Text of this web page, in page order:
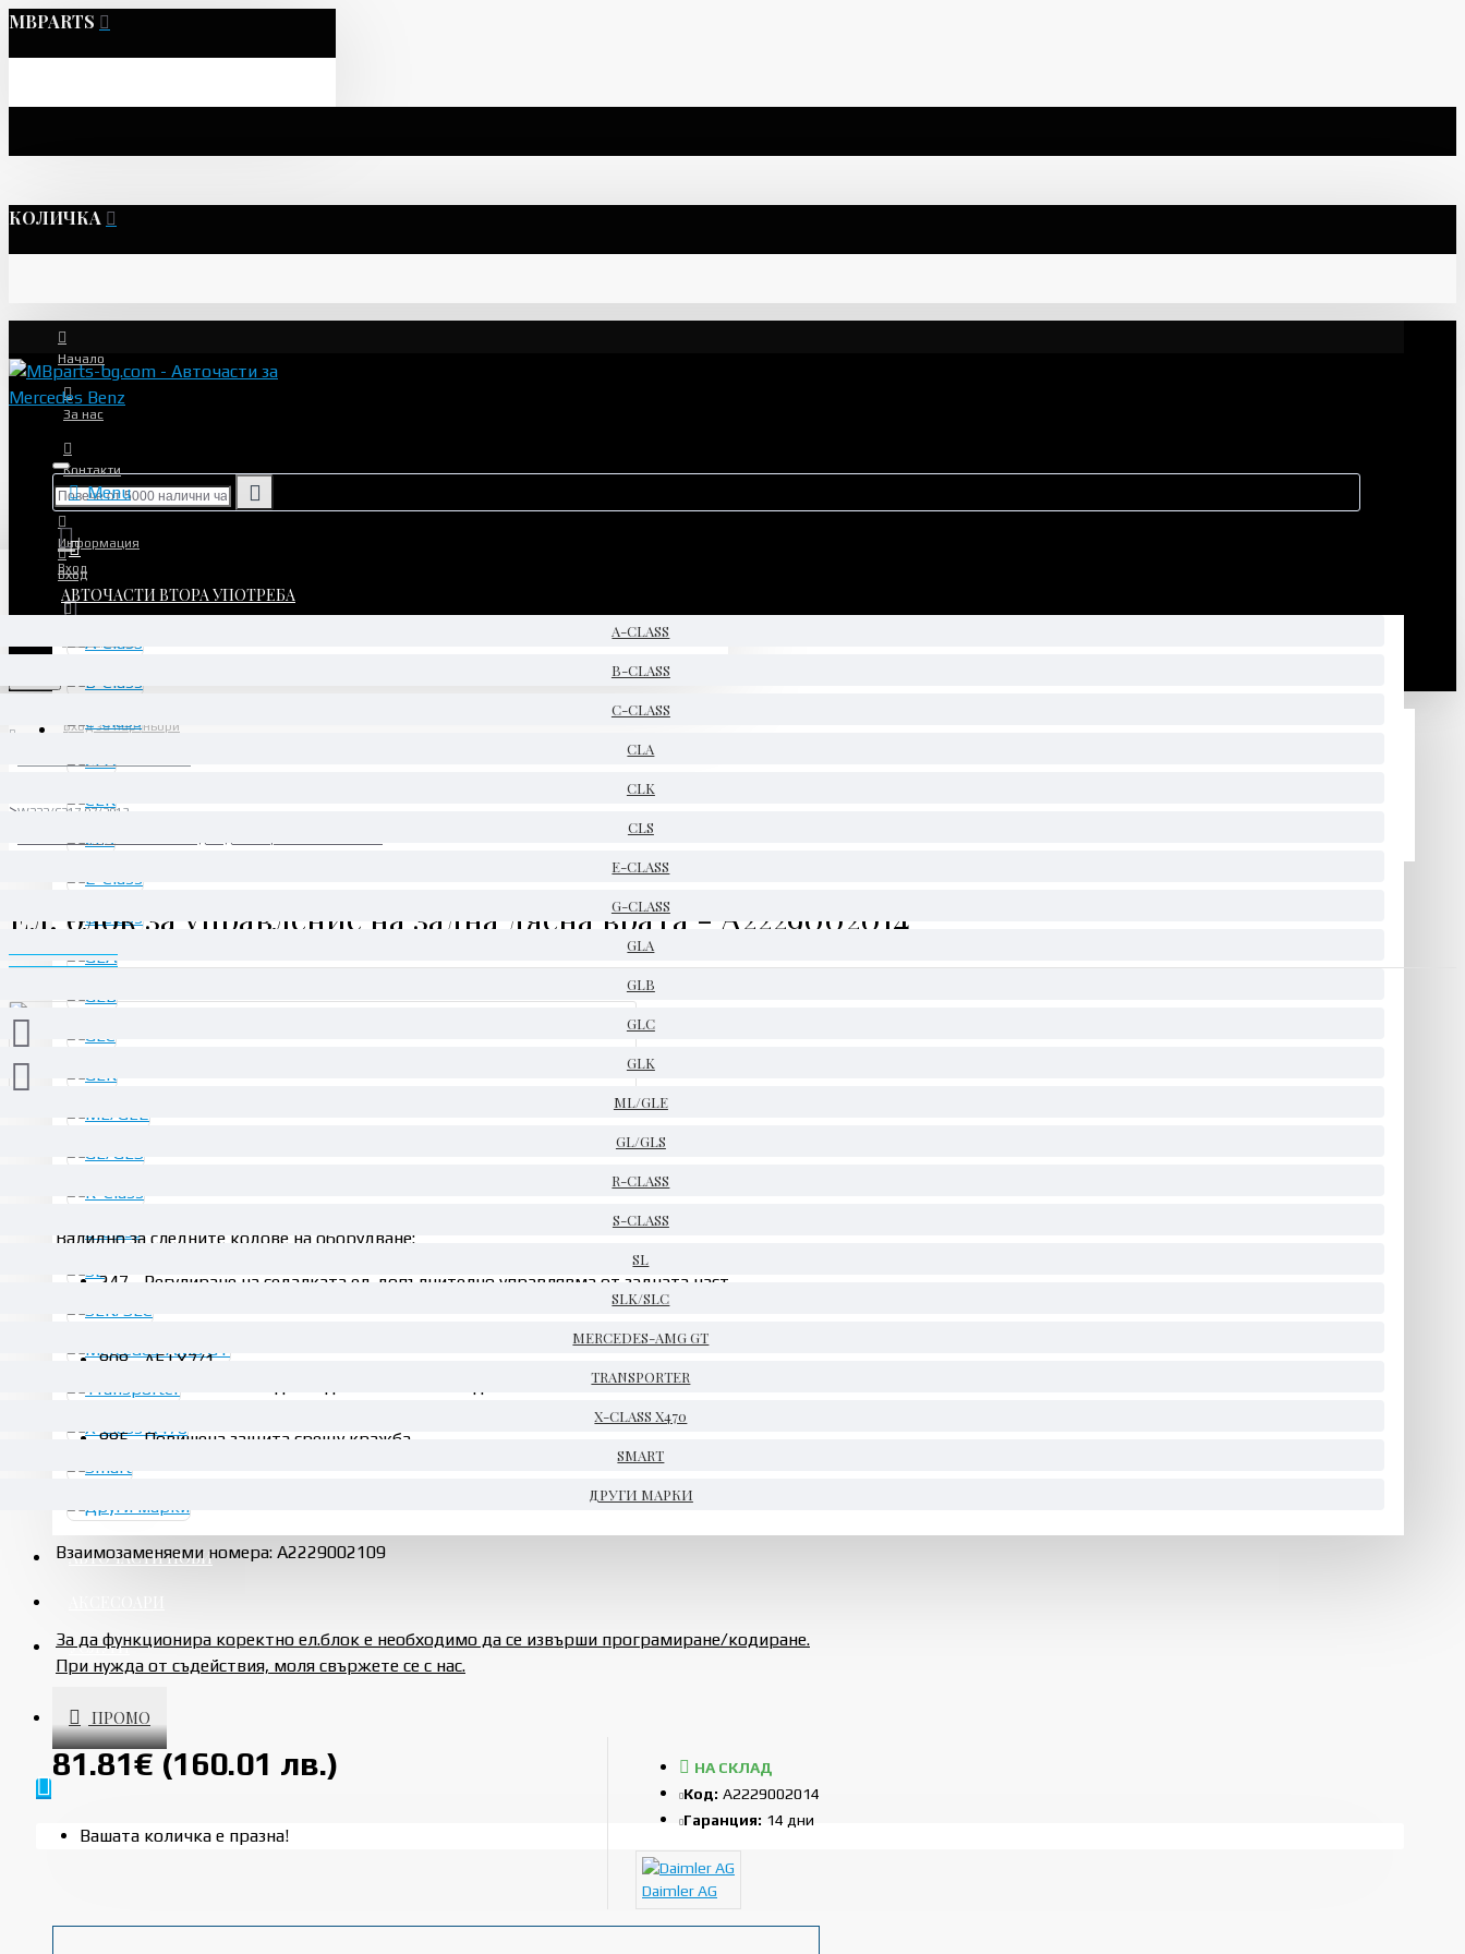
MBPARTS
КОЛИЧКА
Начало
За нас
Контакти
Информация
Вход за партньори
Вход
Menu
АВТОЧАСТИ ВТОРА УПОТРЕБА
A-CLASS
B-CLASS
C-CLASS
CLA
CLK
CLS
E-CLASS
G-CLASS
GLA
GLB
GLC
GLK
ML/GLE
GL/GLS
R-CLASS
S-CLASS
SL
SLK/SLC
MERCEDES-AMG GT
TRANSPORTER
X-CLASS X470
SMART
ДРУГИ МАРКИ
АВТОЧАСТИ НОВИ
УСЛУГИ
ПРОМО
Вашата количка е празна!
Вход
W222/C217 07/2013 -
Ел. блок за управление на задна дясна врата - A2229002014
Валидно за следните кодове на оборудване:
247 - Регулиране на седалката ел. допълнително управлявма от задната част
808 - AEJ X7/1
885 - Повишена защита срещу кражба
Взаимозаменяеми номера: A2229002109
За да функционира коректно ел.блок е необходимо да се извърши програмиране/кодиране.
При нужда от съдействия, моля свържете се с нас.
81.81€ (160.01 лв.)
НА СКЛАД
Код: A2229002014
Гаранция: 14 дни
Daimler AG